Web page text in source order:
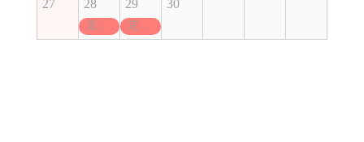
27 28
定休日
29
定休日
30